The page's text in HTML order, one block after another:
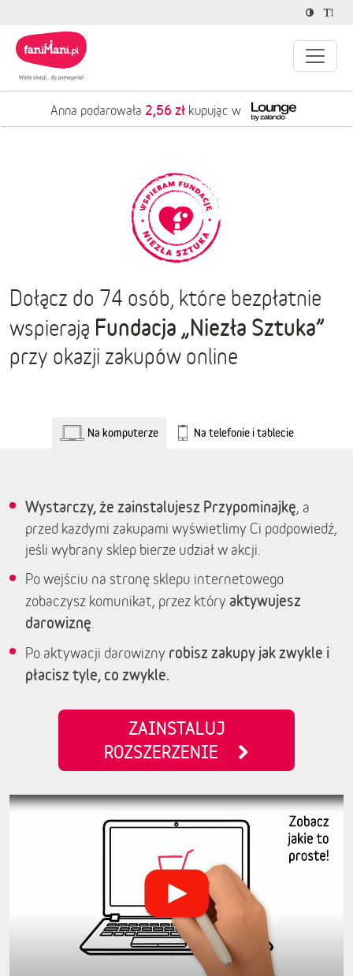
Anna podarowała 2,56 złkupując w
Dołącz do 74 osób, które bezpłatnie
wspierają Fundacja „Niezła Sztuka”
przy okazji zakupów online
Na komputerze Na telefonie i tablecie
Wystarczy, że zainstalujesz Przypominajkę, a
przed każdymi zakupami wyświetlimy Ci podpowiedź,
jeśli wybrany sklep bierze udział w akcji.
Po wejściu na stronę sklepu internetowego
zobaczysz komunikat, przez który aktywujesz
darowiznę
Po aktywacji darowizny robisz zakupy jak zwykle i
płacisz tyle, co zwykle.
ZAINSTALUJ
ROZSZERZENIE